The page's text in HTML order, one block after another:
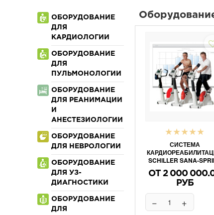
ОБОРУДОВАНИЕ
ДЛЯ
КАРДИОЛОГИИ
ОБОРУДОВАНИЕ
ДЛЯ
ПУЛЬМОНОЛОГИИ
ОБОРУДОВАНИЕ
ДЛЯ РЕАНИМАЦИИ
И
АНЕСТЕЗИОЛОГИИ
ОБОРУДОВАНИЕ
ДЛЯ НЕВРОЛОГИИ
ОБОРУДОВАНИЕ
ДЛЯ УЗ-
ДИАГНОСТИКИ
ОБОРУДОВАНИЕ
ДЛЯ
★★★★★
СИСТЕМА
SCHILLER SANA-
ОТ 2 000
РУБ
− +